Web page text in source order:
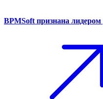
BPMSoft признана